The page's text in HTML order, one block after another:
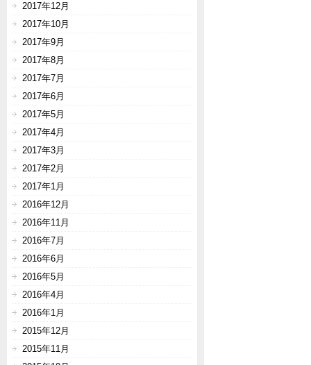
2017年12月
2017年10月
2017年9月
2017年8月
2017年7月
2017年6月
2017年5月
2017年4月
2017年3月
2017年2月
2017年1月
2016年12月
2016年11月
2016年7月
2016年6月
2016年5月
2016年4月
2016年1月
2015年12月
2015年11月